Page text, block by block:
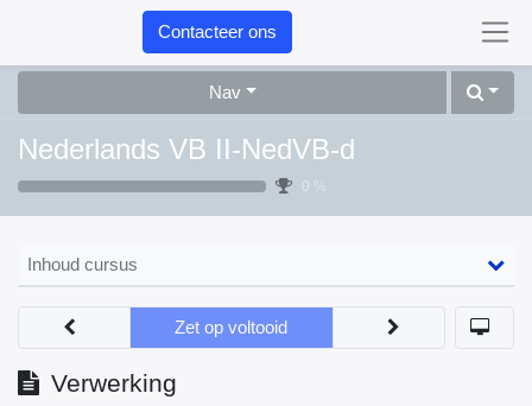
Contacteer ons
Nav
Nederlands VB II-NedVB-d
0 %
Inhoud cursus
Verwerking
Zet op voltooid